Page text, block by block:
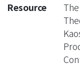
Resource